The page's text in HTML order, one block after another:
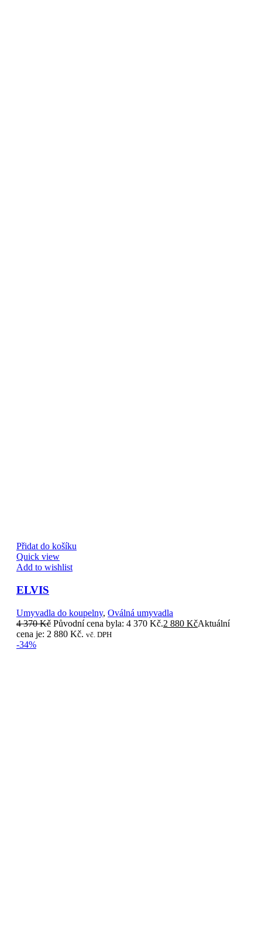
Přidat do košíku
Quick view
Add to wishlist
ELVIS
Umyvadla do koupelny, Oválná umyvadla
4 370Kč Původní cena byla: 4 370 Kč.2 880 KčAktuální
cena je: 2 880 Kč. vč. DPH
-34%